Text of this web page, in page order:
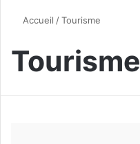
Accueil /Tourisme
Tourisme